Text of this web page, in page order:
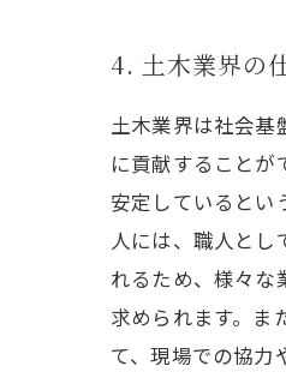
4. 土木業界の
土木業界は社会基
に貢献すること
安定しているとい
人には、職人とし
れるため、様々な
求められます。ま
て、現場での協力